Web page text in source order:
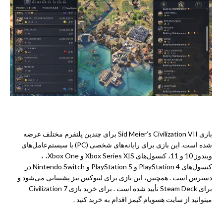
بازی Sid Meier’s Civilization VII برای چندین پلتفرم مختلف عرضه
شده است. این بازی برای رایانه‌های شخصی (PC) با سیستم‌عامل‌های
ویندوز 10 و 11، کنسول‌های
Xbox Series X|S و Xbox One
، ،
کنسول‌های PlayStation 4 و PlayStation 5 و Nintendo Switchدر
دسترس است . همچنین، این بازی برای لینوکس نیز پشتیبانی می‌شود و
برای Steam Deck تأیید شده است . برای خرید بازی Civilization 7
میتوانید از سایت هسویام گیمز اقدام به خرید کنید .